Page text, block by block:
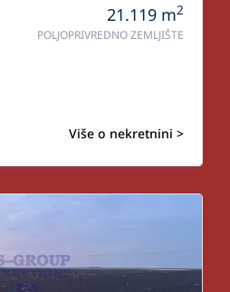
21.119 m2
POLJOPRIVREDNO ZEMLJIŠTE
Više o nekretnini >